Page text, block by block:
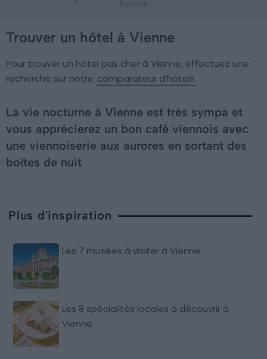
Trouver un hôtel à Vienne
Pour trouver un hôtel pas cher à Vienne, effectuez une
recherche sur notre comparateur d’hôtels.
La vie nocturne à Vienne est très sympa et
vous apprécierez un bon café viennois avec
une viennoiserie aux aurores en sortant des
boîtes de nuit
Plus d'inspiration
Les 7 musées à visiter à Vienne
Les 8 spécialités locales à découvrir à
Vienne